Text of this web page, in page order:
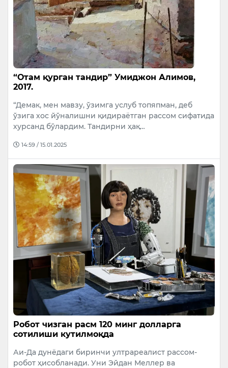
“Отам қурган тандир” Умиджон Алимов,
2017.
“Демак, мен мавзу, ўзимга услуб топяпман, деб
ўзига хос йўналишни қидираётган рассом сифатида
хурсанд бўлардим. Тандирни ҳақ…
14:59 / 15.01.2025
Робот чизган расм 120 минг долларга
сотилиши кутилмоқда
Аи-Да дунёдаги биринчи ултрареалист рассом-
робот ҳисобланади. Уни Эйдан Меллер ва